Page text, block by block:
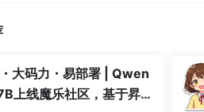
大码力・易部署 | Qwen
上线魔乐社区，基于昇腾